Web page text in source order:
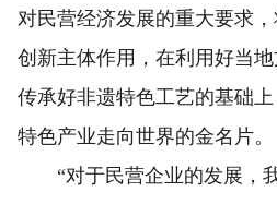
对民营经济发展的重大要求
创新主体作用，在利用好当地
传承好非遗特色工艺的基础
特色产业走向世界的金名片。
“对于民营企业的发展，我